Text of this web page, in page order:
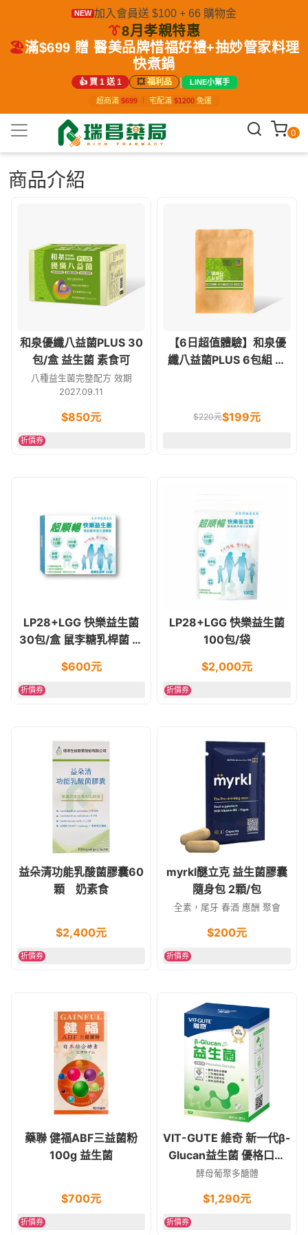
NEW 加入會員送 $100 + 66 購物金
👔8月孝親特惠
🏖️滿$699 贈 醫美品牌惜福好禮+抽妙管家料理
快煮鍋
👍 買 1 送 1 💥福利品 | LINE小幫手
超商滿 $699 宅配滿 $1200 免運
0
商品介紹
和泉優纖八益菌PLUS 30
包/盒 益生菌 素食可
八種益生菌完整配方 效期
2027.09.11
$850元
折價券
【6日超值體驗】和泉優
纖八益菌PLUS 6包組 蛋
$220元$199元
LP28+LGG 快樂益生菌
30包/盒 鼠李糖乳桿菌 舒
$600元
折價券
LP28+LGG 快樂益生菌
100包/袋
$2,000元
折價券
益朵清功能乳酸菌膠囊60
顆 奶素食
$2,400元
折價券
myrkl醚立克 益生菌膠囊
隨身包 2顆/包
全素，尾牙 春酒 應酬 聚會
$200元
折價券
藥聯 健福ABF三益菌粉
100g 益生菌
$700元
折價券
VIT-GUTE 維奇 新一代β-
Glucan益生菌 優格口味
30包/盒 奶素食可
酵母葡聚多醣體
$1,290元
折價券